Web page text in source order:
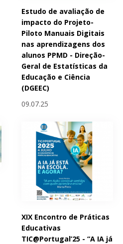
Estudo de avaliação de
impacto do Projeto-
Piloto Manuais Digitais
nas aprendizagens dos
alunos PPMD - Direção-
Geral de Estatísticas da
Educação e Ciência
(DGEEC)
09.07.25
XIX Encontro de Práticas
Educativas
TIC@Portugal’25 - “A IA já